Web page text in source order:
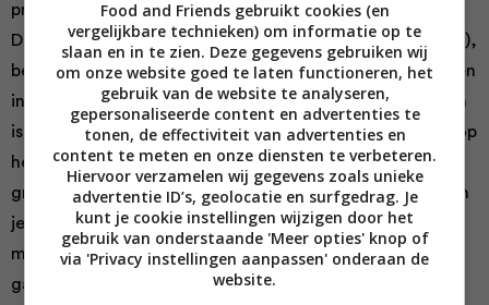
prachtig uitzicht, dan is Izakaya een absolute aanrader!
Dit restaurant, dat, net als The Butcher (dat er naast zit),
behoort tot The Entourage Group, heeft ook vestigingen
in Amsterdam en München. De magische locatie op Ibiza
is de ideale keuze voor wie een onvergetelijke ervaring op
het eiland zoekt. De buitengewone sushi, de gegrilde
groenten en de iconische madeleines op het menu zullen
je zonder twijfel versteld doen staan. Sluit je avond af
met een van de heerlijke cocktails en we durven te
garanderen dat dit niet de laatste keer zal zijn dat je
Food and Friends gebruikt cookies (en
vergelijkbare technieken) om informatie op te
slaan en in te zien. Deze gegevens gebruiken wij
om onze website goed te laten functioneren, het
gebruik van de website te analyseren,
gepersonaliseerde content en advertenties te
tonen, de effectiviteit van advertenties en
content te meten en onze diensten te verbeteren.
Hiervoor verzamelen wij gegevens zoals unieke
advertentie ID’s, geolocatie en surfgedrag. Je
kunt je cookie instellingen wijzigen door het
gebruik van onderstaande 'Meer opties' knop of
via 'Privacy instellingen aanpassen' onderaan de
website.